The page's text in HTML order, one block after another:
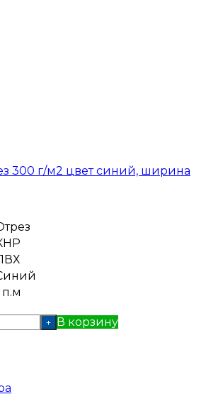
300 г/м2 цвет синий, ширина
п.м
+ В корзину